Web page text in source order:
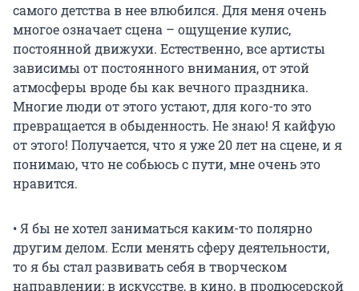
самого детства в нее влюбился. Для меня очень
многое означает сцена – ощущение кулис,
постоянной движухи. Естественно, все артисты
зависимы от постоянного внимания, от этой
атмосферы вроде бы как вечного праздника.
Многие люди от этого устают, для кого-то это
превращается в обыденность. Не знаю! Я кайфую
от этого! Получается, что я уже 20 лет на сцене, и я
понимаю, что не собьюсь с пути, мне очень это
нравится.
• Я бы не хотел заниматься каким-то полярно
другим делом. Если менять сферу деятельности,
то я бы стал развивать себя в творческом
направлении: в искусстве, в кино, в продюсерской